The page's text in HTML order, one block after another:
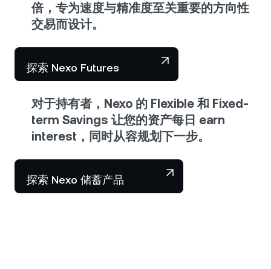
倍，专为速度与精准度至关重要的方向性
交易而设计。
探索 Nexo Futures
对于持有者，Nexo 的 Flexible 和 Fixed-
term Savings 让您的资产每日 earn
interest，同时从容规划下一步。
探索 Nexo 储蓄产品